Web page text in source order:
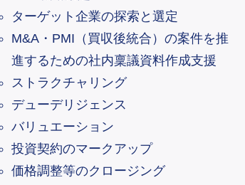
ターゲット企業の探索と選定
M&A・PMI（買収後統合）の案件を推
進するための社内稟議資料作成支援
ストラクチャリング
デューデリジェンス
バリュエーション
投資契約のマークアップ
価格調整等のクロージング